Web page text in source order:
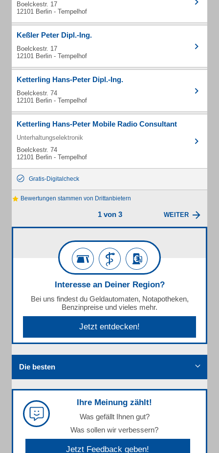
Boelckestr. 17
12101 Berlin - Tempelhof
Keßler Peter Dipl.-Ing.
Boelckestr. 17
12101 Berlin - Tempelhof
Ketterling Hans-Peter Dipl.-Ing.
Boelckestr. 74
12101 Berlin - Tempelhof
Ketterling Hans-Peter Mobile Radio Consultant
Unterhaltungselektronik
Boelckestr. 74
12101 Berlin - Tempelhof
Gratis-Digitalcheck
Bewertungen stammen von Drittanbietern
1 von 3 WEITER
Interesse an Deiner Region?
Bei uns findest du Geldautomaten, Notapotheken,
Benzinpreise und vieles mehr.
Jetzt entdecken!
Die besten
Ihre Meinung zählt!
Was gefällt Ihnen gut?
Was sollen wir verbessern?
Jetzt Feedback geben!